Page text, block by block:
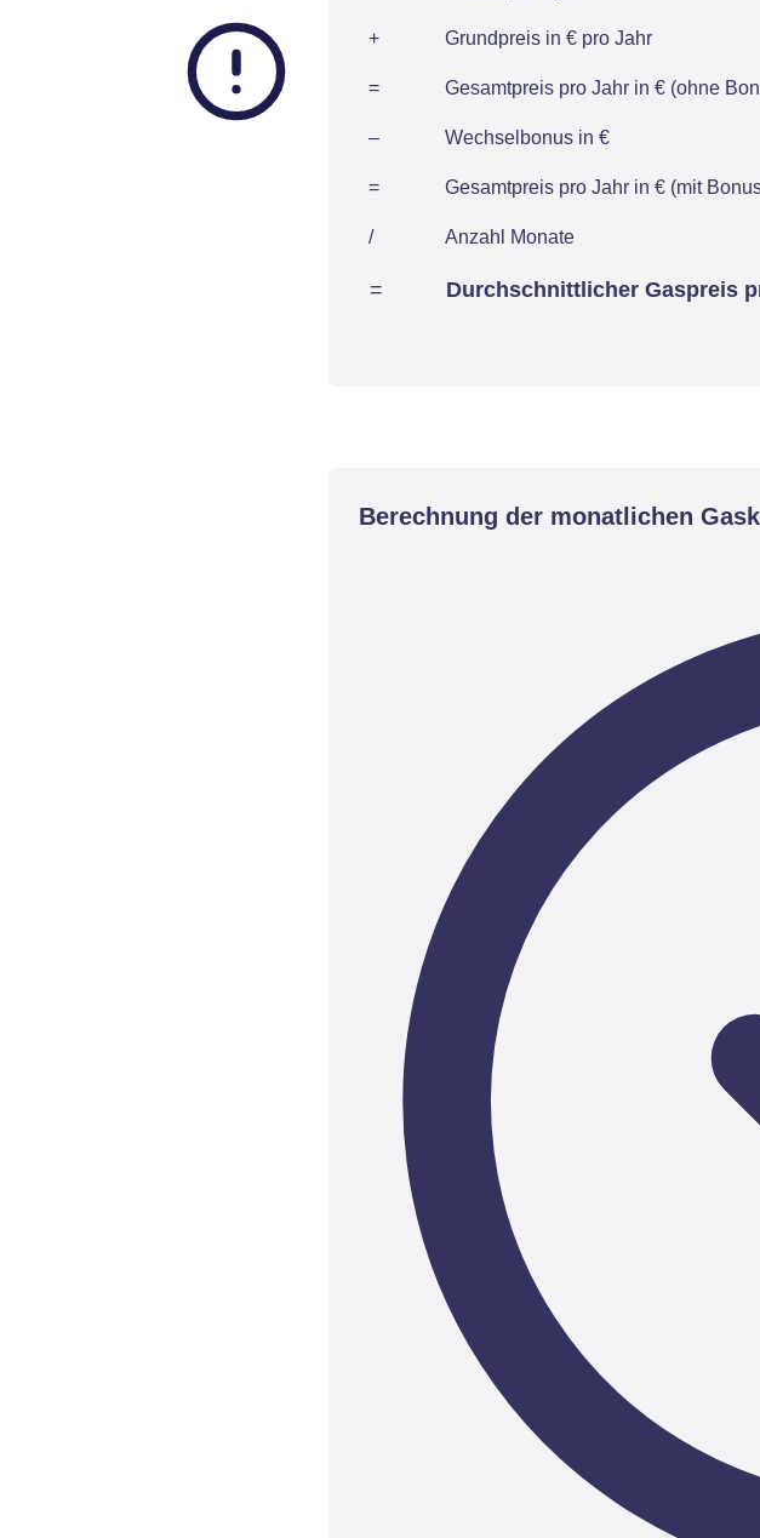
+ Grundpreis in € pro Jahr
= Gesamtpreis pro Jahr in € (ohne
– Wechselbonus in €
= Gesamtpreis pro Jahr in € (mit
/ Anzahl Monate
= Durchschnittlicher Gaspreis
Berechnung der monatlichen